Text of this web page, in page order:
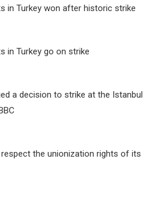
in Turkey won after historic strike
in Turkey go on strike
a decision to strike at the Istanbul
the unionization rights of its